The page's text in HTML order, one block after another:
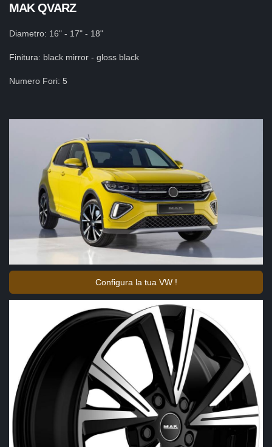
MAK QVARZ
Diametro: 16" - 17" - 18"
Finitura: black mirror - gloss black
Numero Fori: 5
Configura la tua VW !